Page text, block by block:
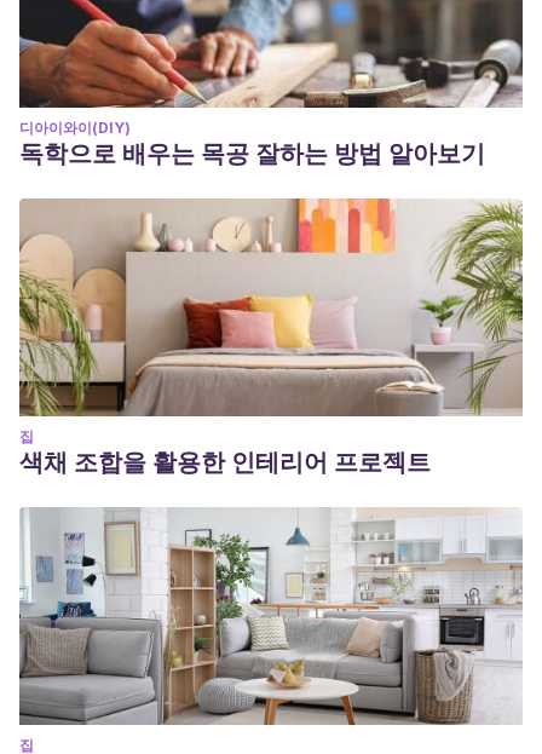
디아이와이(DIY)
독학으로 배우는 목공 잘하는 방법 알아보기
집
색채 조합을 활용한 인테리어 프로젝트
집